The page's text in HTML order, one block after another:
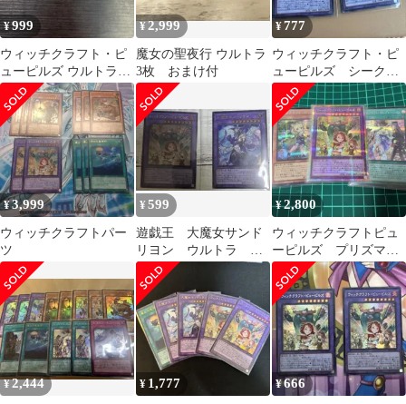
¥999
ウィッチクラフト・ピ
ューピルズ ウルトラ3
枚
¥2,999
魔女の聖夜行 ウルトラ
3枚 おまけ付
¥777
ウィッチクラフト・ピ
ューピルズ シークレ
ット、ウルトラレア遊
戯王
¥3,999
ウィッチクラフトパー
ツ
¥599
遊戯王 大魔女サンド
リヨン ウルトラ ウ
ィッチクラフト・ピュ
ーピルズ ウルトラ
¥2,800
ウィッチクラフトピュ
ーピルズ プリズマ
セレブレーション ポ
トリー シークレット
¥2,444 ¥ 1,777 ¥666